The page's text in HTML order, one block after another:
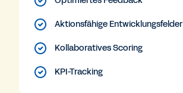
Aktionsfähige Entwicklungsfelder
Kollaboratives Scoring
KPI-Tracking